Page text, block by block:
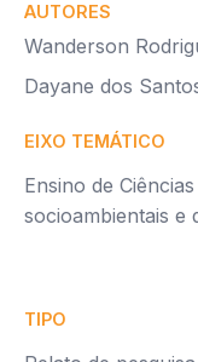
AUTORES
Wanderson
Dayane dos
EIXO TEMÁTICO
Ensino de
socioambientais e
TIPO